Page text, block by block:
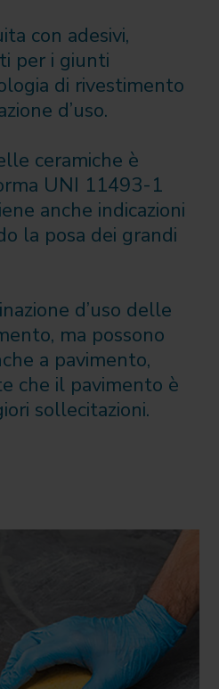
con adesivi,
per i giunti
di rivestimento
d’uso.
ceramiche è
UNI 11493-1
anche indicazioni
la posa dei grandi
d’uso delle
ma possono
a pavimento,
che il pavimento è
sollecitazioni.